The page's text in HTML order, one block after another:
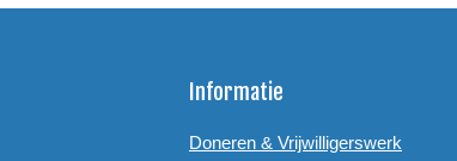
Informatie
Doneren & Vrijwilligerswerk